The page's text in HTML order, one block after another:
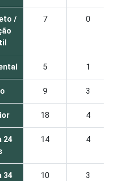
/
7 0
5 1
9 3
18 4
24
14 4
34
10 3